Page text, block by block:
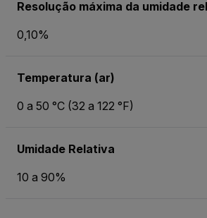
Resolução máxima da umidade
0,10%
Temperatura (ar)
0 a 50 °C (32 a 122 °F)
Umidade Relativa
10 a 90%